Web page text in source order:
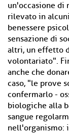
un'occasione di
rilevato in
benessere
sensazione di
altri, un effetto
volontariato".
anche che
caso, "le prove
confermarlo -
biologiche alla
sangue
nell'organismo: